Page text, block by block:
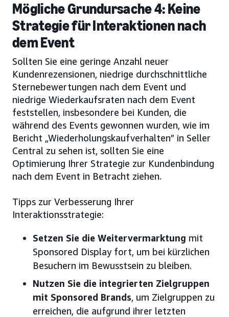
Mögliche Grundursache 4: Keine
Strategie für Interaktionen nach
dem Event
Sollten Sie eine geringe Anzahl neuer
Kundenrezensionen, niedrige durchschnittliche
Sternebewertungen nach dem Event und
niedrige Wiederkaufsraten nach dem Event
feststellen, insbesondere bei Kunden, die
während des Events gewonnen wurden, wie im
Bericht „Wiederholungskaufverhalten” in Seller
Central zu sehen ist, sollten Sie eine
Optimierung Ihrer Strategie zur Kundenbindung
nach dem Event in Betracht ziehen.
Tipps zur Verbesserung Ihrer
Interaktionsstrategie:
Setzen Sie die Weitervermarktung mit
Sponsored Display fort, um bei kürzlichen
Besuchern im Bewusstsein zu bleiben.
Nutzen Sie die integrierten Zielgruppen
mit Sponsored Brands, um Zielgruppen zu
erreichen, die aufgrund ihrer letzten